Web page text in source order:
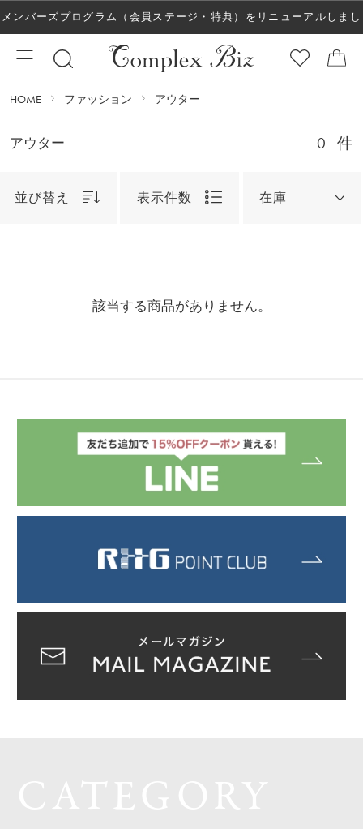
メンバーズプログラム（会員ステージ・特典）をリニューアルしまし
た！
HOME ファッション アウター
アウター 0 件
並び替え 表示件数 在庫
該当する商品がありません。